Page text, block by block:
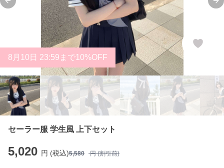
Previous slide
8 月 10 日 23:59まで10%OFF
セーラー服 学生風 上下セット
5,020 円 (税込)5,580 円 (割引前)